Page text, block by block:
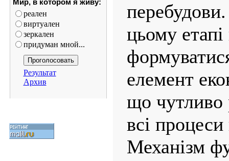
Мир, в котором я живу:
реален
виртуален
зеркален
придуман мной...
Результат
Архив
цьому
елемент
що чутливо
всі процеси
Механізм